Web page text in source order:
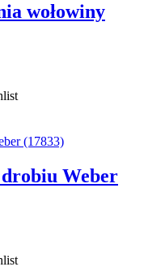
wołowiny
Weber